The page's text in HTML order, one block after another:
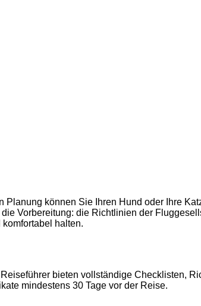
können Sie Ihren Hund oder Ihre
Vorbereitung: die Richtlinien der
halten.
bieten vollständige Checklisten,
mindestens 30 Tage vor der Reise.